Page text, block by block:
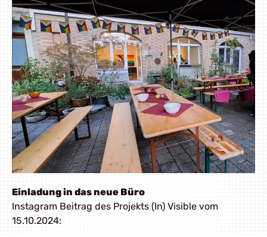
Einladung in das neue Büro
Instagram Beitrag des Projekts (In) Visible vom
15.10.2024: